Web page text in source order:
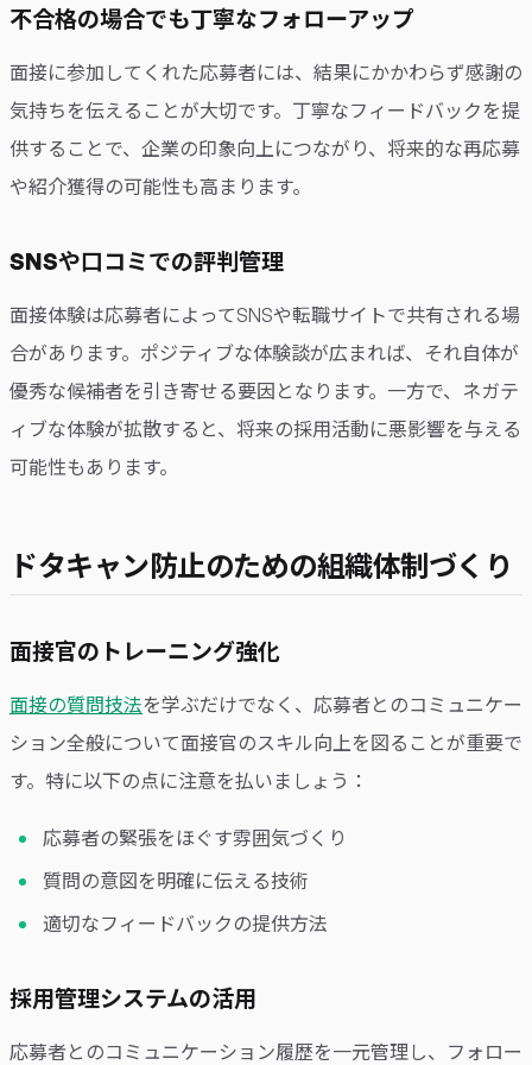
不合格の場合でも丁寧なフォローアップ
面接に参加してくれた応募者には、結果にかかわらず感謝の
気持ちを伝えることが大切です。丁寧なフィードバックを提
供することで、企業の印象向上につながり、将来的な再応募
や紹介獲得の可能性も高まります。
SNSや口コミでの評判管理
面接体験は応募者によってSNSや転職サイトで共有される場
合があります。ポジティブな体験談が広まれば、それ自体が
優秀な候補者を引き寄せる要因となります。一方で、ネガテ
ィブな体験が拡散すると、将来の採用活動に悪影響を与える
可能性もあります。
ドタキャン防止のための組織体制づくり
面接官のトレーニング強化
面接の質問技法を学ぶだけでなく、応募者とのコミュニケー
ション全般について面接官のスキル向上を図ることが重要で
す。特に以下の点に注意を払いましょう：
応募者の緊張をほぐす雰囲気づくり
質問の意図を明確に伝える技術
適切なフィードバックの提供方法
採用管理システムの活用
応募者とのコミュニケーション履歴を一元管理し、フォロー